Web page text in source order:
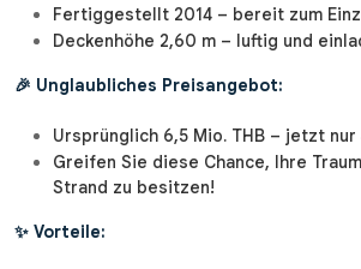
Fertiggestellt 2014 – bereit zum
Deckenhöhe 2,60 m – luftig und
🎉 Unglaubliches Preisangebot:
Ursprünglich 6,5 Mio. THB – jetzt nur
Greifen Sie diese Chance, Ihre
Strand zu besitzen!
✨ Vorteile: